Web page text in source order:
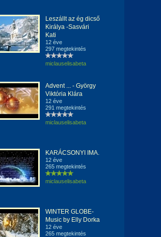
Leszállt az ég dicső
Királya -Sasvári
Kati
12 éve
297 megtekintés
miclauselisabeta
Advent ... - György
Viktória Klára
12 éve
291 megtekintés
miclauselisabeta
KARÁCSONYI IMA.
12 éve
265 megtekintés
miclauselisabeta
WINTER GLOBE-
Music by Elly Dorka
12 éve
265 megtekintés